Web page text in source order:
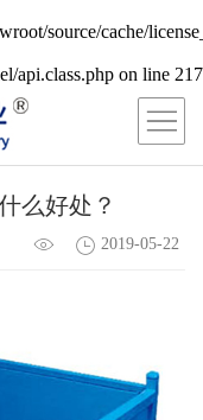
source/cache/
api.class.php on line 217
么好处？
2019-05-22